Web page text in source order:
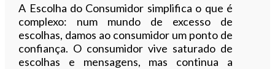
A Escolha do Consumidor simplifica o que é
complexo: num mundo de excesso de
escolhas, damos ao consumidor um ponto de
confiança. O consumidor vive saturado de
escolhas e mensagens, mas continua a